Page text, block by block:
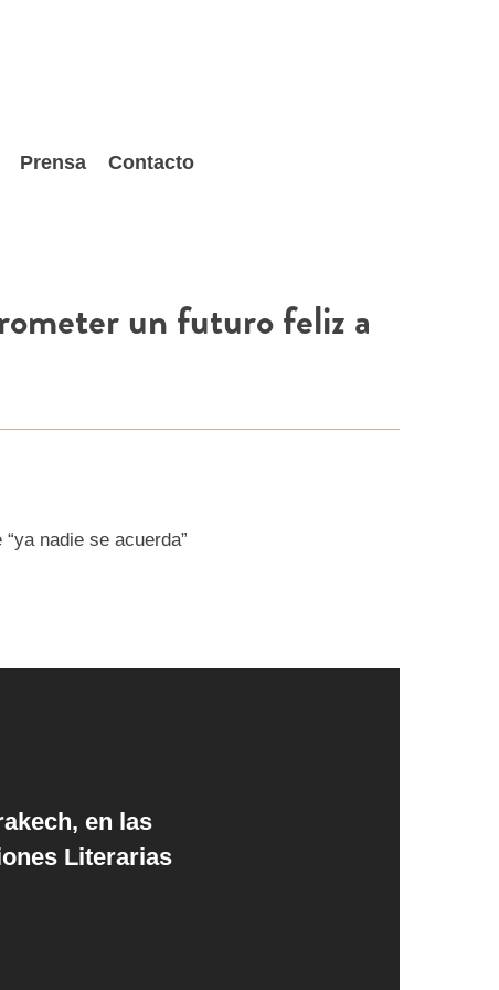
Prensa Contacto
un futuro feliz a
nadie se acuerda”
en las
Literarias